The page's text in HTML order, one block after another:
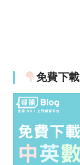
免費下